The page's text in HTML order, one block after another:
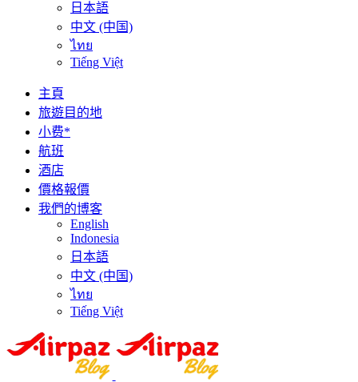
日本語
中文 (中国)
ไทย
Tiếng Việt
主頁
旅遊目的地
小费*
航班
酒店
價格報價
我們的博客
English
Indonesia
日本語
中文 (中国)
ไทย
Tiếng Việt